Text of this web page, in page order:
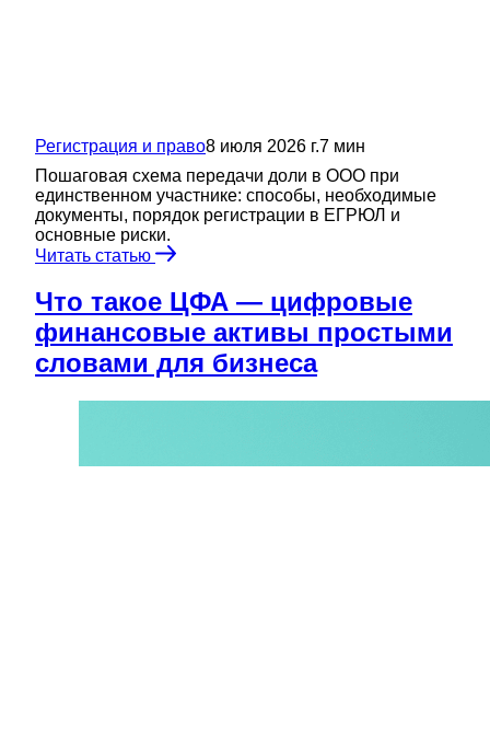
Регистрация и право8 июля 2026 г.7 мин
Пошаговая схема передачи доли в ООО при
единственном участнике: способы, необходимые
документы, порядок регистрации в ЕГРЮЛ и
основные риски.
Читать статью
Что такое ЦФА — цифровые
финансовые активы простыми
словами для бизнеса